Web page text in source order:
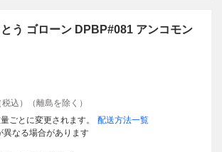
う ゴローン DPBP#081 アンコモン
税込）（離島を除く）
ごとに変更されます。
配送方法一覧
異なる場合があります